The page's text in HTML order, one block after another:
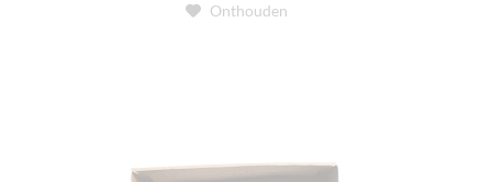
Onthouden